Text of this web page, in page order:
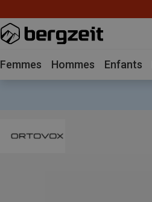
Femmes Hommes Enfants